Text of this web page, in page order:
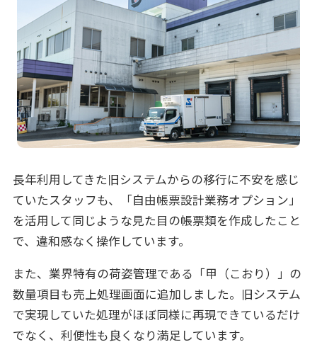
長年利用してきた旧システムからの移行に不安を感じ
ていたスタッフも、「自由帳票設計業務オプション」
を活用して同じような見た目の帳票類を作成したこと
で、違和感なく操作しています。
また、業界特有の荷姿管理である「甲（こおり）」の
数量項目も売上処理画面に追加しました。旧システム
で実現していた処理がほぼ同様に再現できているだけ
でなく、利便性も良くなり満足しています。